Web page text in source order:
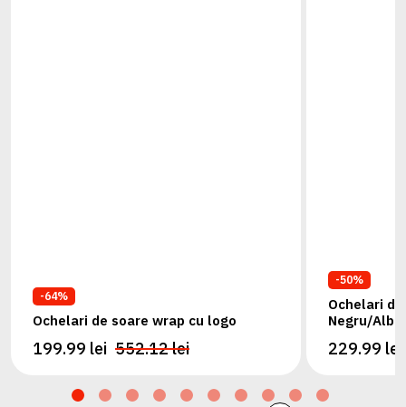
-64%
Ochelari de soare wrap cu logo
199.99 lei 552.12 lei
-50%
Ochelari
Negru/
229.99 lei